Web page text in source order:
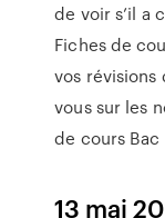
de voir s’il a
Fiches de
vos
vous sur les
de cours Bac
13 mai